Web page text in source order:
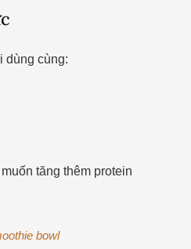
dùng cùng:
tăng thêm protein
bowl